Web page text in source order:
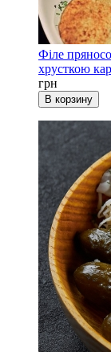
Філе
хрусткою
грн
В корзину